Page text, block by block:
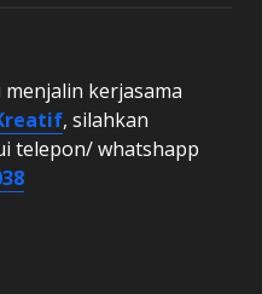
kerjasama
, silahkan
telepon/ whatshapp